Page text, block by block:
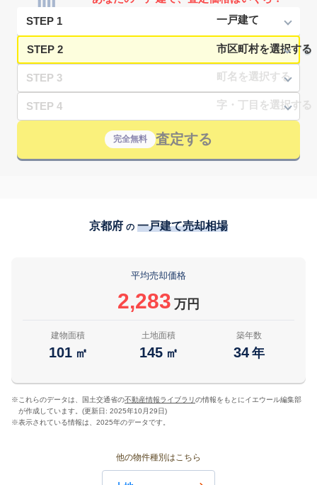
STEP 1
STEP 2
STEP 3
STEP 4
完全無料 査定する
京都府 の 一戸建て売却相場
平均売却価格
2,283 万円
建物面積
101 ㎡
土地面積
145 ㎡
築年数
34 年
※ これらのデータは、国土交通省の不動産情報ライブラリの情報をもとにイエウール編集部
が作成しています。(更新日: 2025年10月29日)
※表示されている情報は、2025年のデータです。
他の物件種別はこちら